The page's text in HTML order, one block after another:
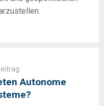
Autonome